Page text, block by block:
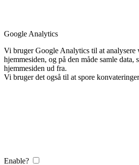
Google Analytics
Vi bruger Google Analytics til at analysere
hjemmesiden, og på den måde samle data,
hjemmesiden ud fra.
Vi bruger det også til at spore
Enable?